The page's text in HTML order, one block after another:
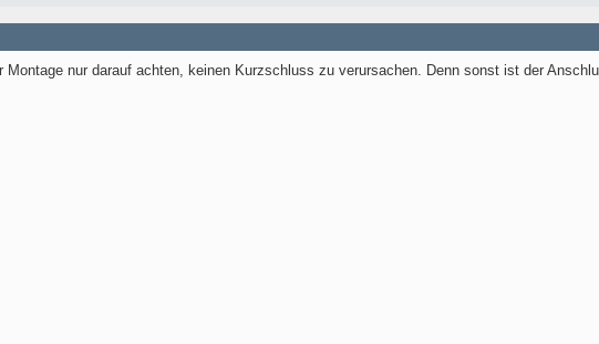
Montage nur darauf achten, keinen Kurzschluss zu verursachen. Denn sonst ist der